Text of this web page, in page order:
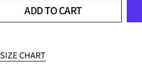
ADD TO CART
SIZE CHART